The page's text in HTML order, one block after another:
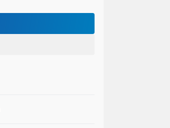
Sambut HUT ke-23, PPAD Sumut Hidupkan Nilai Pahlawan di TMP Bukit Barisan